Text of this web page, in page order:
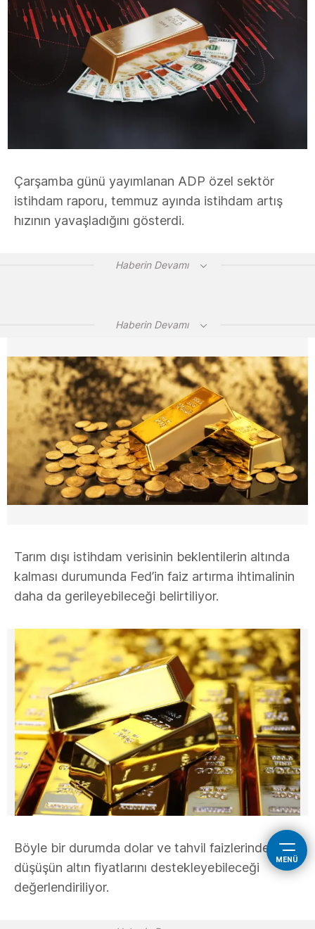
MENÜ
Çarşamba günü yayımlanan ADP özel sektör
istihdam raporu, temmuz ayında istihdam artış
hızının yavaşladığını gösterdi.
Haberin Devamı
Haberin Devamı
Tarım dışı istihdam verisinin beklentilerin altında
kalması durumunda Fed’in faiz artırma ihtimalinin
daha da gerileyebileceği belirtiliyor.
Böyle bir durumda dolar ve tahvil faizlerindeki
düşüşün altın fiyatlarını destekleyebileceği
değerlendiriliyor.